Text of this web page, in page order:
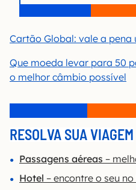
Cartão Global: vale a pena
Que moeda levar para 50
o melhor câmbio possível
RESOLVA SUA VIAGEM
Passagens aéreas –
Hotel – encontre o seu